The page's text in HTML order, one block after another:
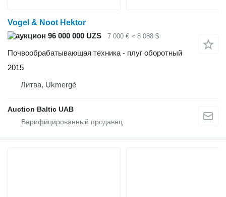
Vogel & Noot Hektor
96 000 000 UZS
7 000 € ≈ 8 088 $
Почвообрабатывающая техника - плуг оборотный
2015
Литва, Ukmergė
Auction Baltic UAB